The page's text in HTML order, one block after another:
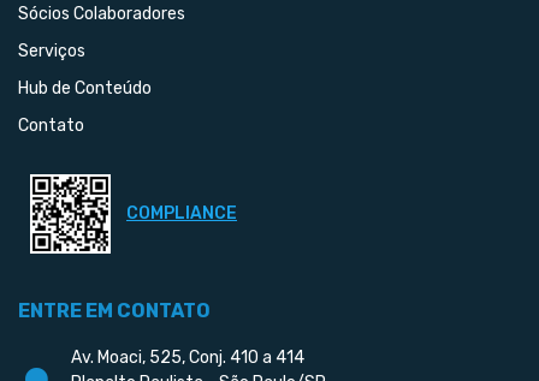
Sócios Colaboradores
Serviços
Hub de Conteúdo
Contato
COMPLIANCE
ENTRE EM CONTATO
Av. Moaci, 525, Conj. 410 a 414